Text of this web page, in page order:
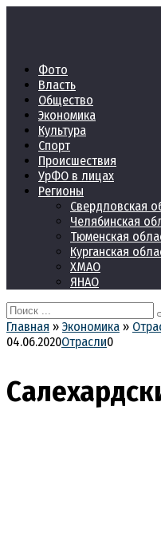
Фото
Власть
Общество
Экономика
Культура
Спорт
Происшествия
УрФО в лицах
Регионы
Свердловская
Челябинская
Тюменская
Курганская
ХМАО
ЯНАО
Search
for:
Главная » Экономика »
04.06.2020Отрасли0